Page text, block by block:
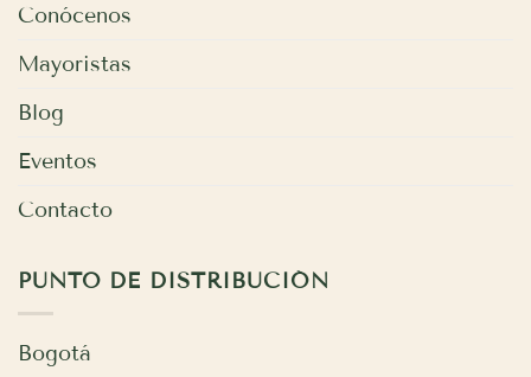
Conócenos
Mayoristas
Blog
Eventos
Contacto
PUNTO DE DISTRIBUCIÓN
Bogotá